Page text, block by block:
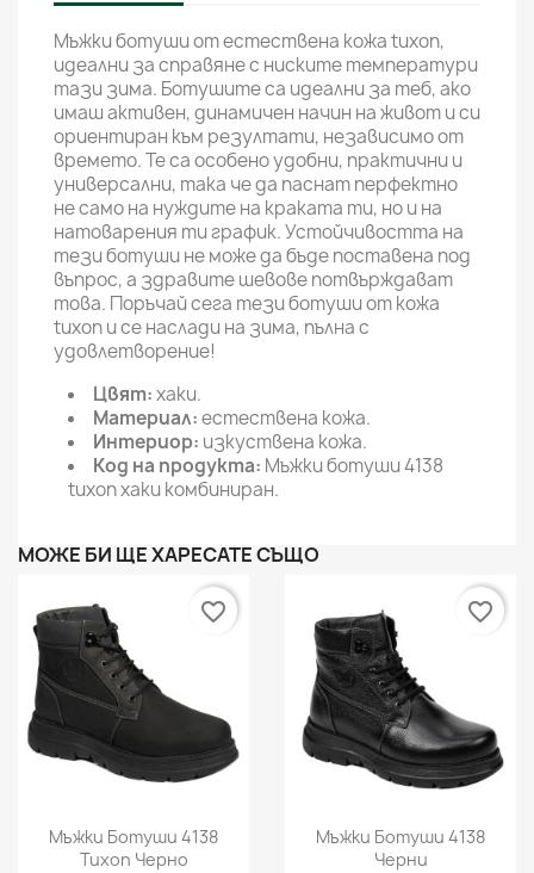
Мъжки ботуши от естествена кожа tuxon,
идеални за справяне с ниските температури
тази зима. Ботушите са идеални за теб, ако
имаш активен, динамичен начин на живот и си
ориентиран към резултати, независимо от
времето. Те са особено удобни, практични и
универсални, така че да паснат перфектно
не само на нуждите на краката ти, но и на
натоварения ти график. Устойчивостта на
тези ботуши не може да бъде поставена под
въпрос, а здравите шевове потвърждават
това. Поръчай сега тези ботуши от кожа
tuxon и се наслади на зима, пълна с
удовлетворение!
Цвят:хаки.
Материал:естествена кожа.
Интериор: изкуствена кожа.
Код на продукта: Мъжки ботуши 4138
tuxon хаки комбиниран.
МОЖЕ БИ ЩЕ ХАРЕСАТЕ СЪЩО
Мъжки Ботуши 4138
Tuxon Черно
favorite_border
Мъжки Ботуши 4138
Черни
favorite_border